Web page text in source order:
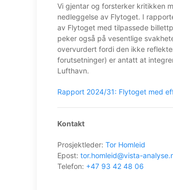
Vi gjentar og forsterker kritikken
nedleggelse av Flytoget. I
av Flytoget med tilpassede
peker også på vesentlige
overvurdert fordi den ikke
forutsetninger) er antatt at
Lufthavn.
Rapport 2024/31: Flytoget med
Kontakt
Prosjektleder: Tor Homleid
Epost: tor.homleid@vista-
Telefon: +47 93 42 48 06